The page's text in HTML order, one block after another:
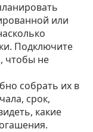
или
Подключите
чтобы не
собрать их в
срок,
какие